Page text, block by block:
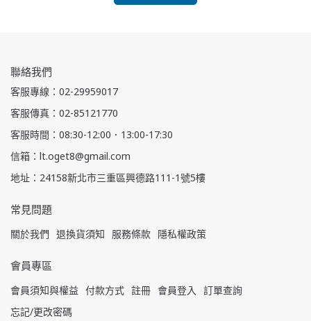
聯絡我們
客服專線：02-29959017
客服傳真：02-85121770
客服時間：08:30-12:00．13:00-17:30
信箱：lt.oget8@gmail.com
地址：24158新北市三重區興德路111-1號5樓
常見問題
關於我們 退換貨須知 服務條款 隱私權政策
會員專區
會員須知與權益 付款方式 註冊 會員登入
訂單查詢
忘記/更改密碼